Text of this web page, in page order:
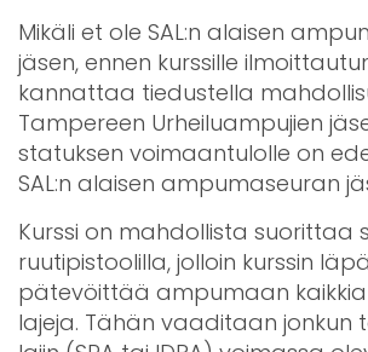
Mikäli et ole SAL:n alaisen
jäsen, ennen kurssille
kannattaa tiedustella
Tampereen Urheiluampujien
statuksen voimaantulolle on
SAL:n alaisen ampumaseuran
Kurssi on mahdollista suorittaa
ruutipistoolilla, jolloin kurssin
pätevöittää ampumaan kaikkia
lajeja. Tähän vaaditaan jonkun